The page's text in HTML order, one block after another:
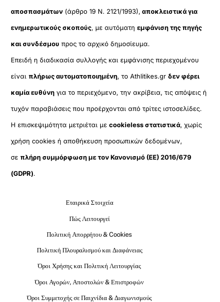
αποσπασμάτων (άρθρο 19 Ν. 2121/1993), αποκλειστικά για
ενημερωτικούς σκοπούς, με αυτόματηεμφάνιση της πηγής
και συνδέσμου προς το αρχικό δημοσίευμα.
Επειδή η διαδικασία συλλογής και εμφάνισης περιεχομένου
είναιπλήρως αυτοματοποιημένη, το Athlitikes.gr δεν φέρει
καμία ευθύνη για το περιεχόμενο, την ακρίβεια, τις απόψεις ή
τυχόν παραβιάσεις που προέρχονται από τρίτες ιστοσελίδες.
Η επισκεψιμότητα μετριέται μεcookieless στατιστικά, χωρίς
χρήση cookies ή αποθήκευση προσωπικών δεδομένων,
σεπλήρη συμμόρφωση με τον Κανονισμό (ΕΕ) 2016/679
(GDPR).
Εταιρικά Στοιχεία
Πώς Λειτουργεί
Πολιτική Απορρήτου & Cookies
Πολιτική Πλουραλισμού και Διαφάνειας
Όροι Χρήσης και Πολιτική Λειτουργίας
Όροι Αγορών, Αποστολών & Επιστροφών
Όροι Συμμετοχής σε Παιχνίδια & Διαγωνισμούς